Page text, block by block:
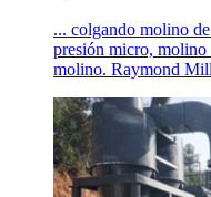
... colgando molino
presión micro, molino
molino. Raymond